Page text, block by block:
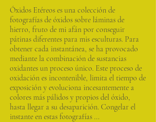
Óxidos Etéreos es una colección de
fotografías de óxidos sobre láminas de
hierro, fruto de mi afán por conseguir
pátinas diferentes para mis esculturas. Para
obtener cada instantánea, se ha provocado
mediante la combinación de sustancias
oxidantes un proceso único. Este proceso de
oxidación es incontenible, limita el tiempo de
exposición y evoluciona incesantemente a
colores más pálidos y propios del óxido,
hasta llegar a su desaparición. Congelar el
instante en estas fotografías ...